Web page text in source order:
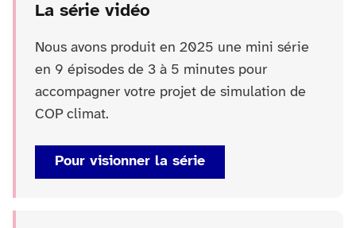
La série vidéo
Nous avons produit en 2025 une mini série
en 9 épisodes de 3 à 5 minutes pour
accompagner votre projet de simulation de
COP climat.
Pour visionner la série